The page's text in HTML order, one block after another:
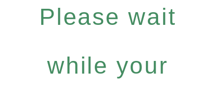
Please wait
while your